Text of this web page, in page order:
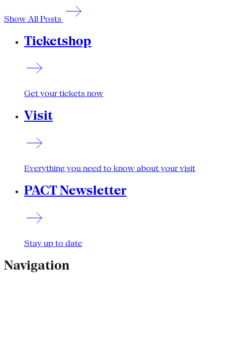
Show All Posts
Ticketshop
Get your tickets now
Visit
Everything you need to know about your visit
PACT Newsletter
Stay up to date
Navigation